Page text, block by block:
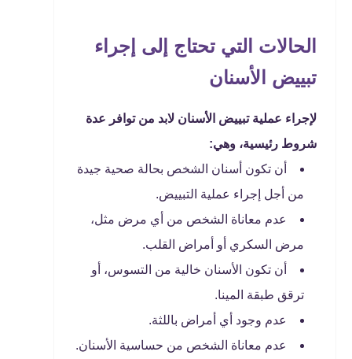
الحالات التي تحتاج إلى إجراء
تبييض الأسنان
لإجراء عملية تبييض الأسنان لابد من توافر عدة
شروط رئيسية، وهي:
أن تكون أسنان الشخص بحالة صحية جيدة
من أجل إجراء عملية التبييض.
عدم معاناة الشخص من أي مرض مثل،
مرض السكري أو أمراض القلب.
أن تكون الأسنان خالية من التسوس، أو
ترقق طبقة المينا.
عدم وجود أي أمراض باللثة.
عدم معاناة الشخص من حساسية الأسنان.